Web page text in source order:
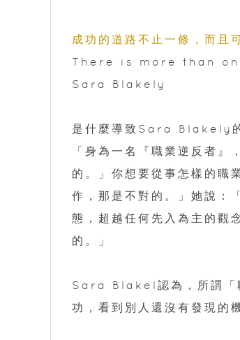
成功的道路不止一條，而且
There is more than
Sara Blakely
是什麼導致Sara Blakely的
「身為一名『職業逆反者
的。」你想要從事怎樣的職
作，那是不對的。」她說：
態，超越任何先入為主的觀
的。」
Sara Blakel認為，所謂
功，看到別人還沒有發現